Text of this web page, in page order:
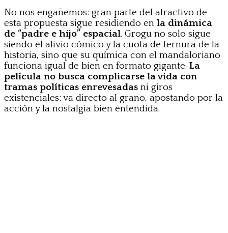
No nos engañemos: gran parte del atractivo de
esta propuesta sigue residiendo en la dinámica
de “padre e hijo” espacial. Grogu no solo sigue
siendo el alivio cómico y la cuota de ternura de la
historia, sino que su química con el mandaloriano
funciona igual de bien en formato gigante. La
película no busca complicarse la vida con
tramas políticas enrevesadas ni giros
existenciales; va directo al grano, apostando por la
acción y la nostalgia bien entendida.